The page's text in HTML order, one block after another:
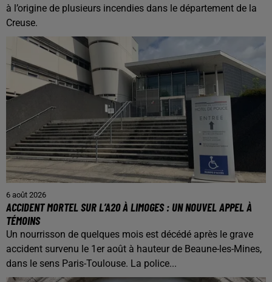
à l’origine de plusieurs incendies dans le département de la
Creuse.
6 août 2026
ACCIDENT MORTEL SUR L’A20 À LIMOGES : UN NOUVEL APPEL À
TÉMOINS
Un nourrisson de quelques mois est décédé après le grave
accident survenu le 1er août à hauteur de Beaune-les-Mines,
dans le sens Paris-Toulouse. La police...